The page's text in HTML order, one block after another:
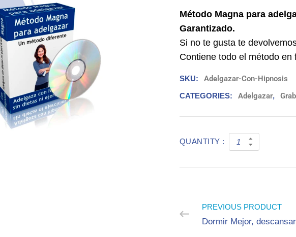
Método Magna para
Garantizado.
Si no te gusta te
Contiene todo el método
SKU: Adelgazar-Con-Hipnosis
CATEGORIES: Adelgazar,
QUANTITY :
PREVIOUS PRODUCT
Dormir Mejor,